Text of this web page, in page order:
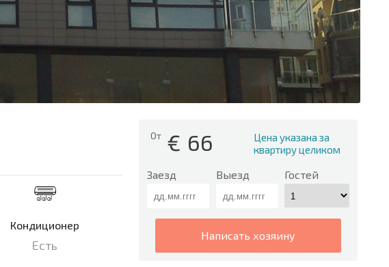
От € 66
Цена указана за
квартиру целиком
Заезд Выезд Гостей
написать хозяину
Кондиционер
Есть